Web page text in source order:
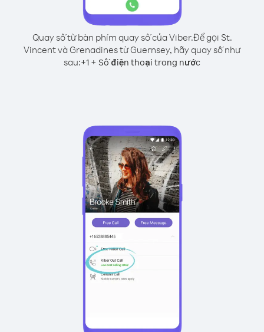
Quay số từ bàn phím quay số của Viber.Để gọi St.
Vincent và Grenadines từ Guernsey, hãy quay số như
sau:+1 + Số điện thoại trong nước